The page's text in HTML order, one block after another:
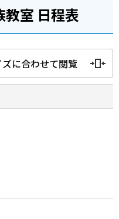
室 日程表
に合わせて閲覧